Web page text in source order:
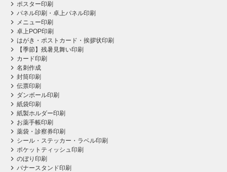
ポスター印刷
パネル印刷・卓上パネル印刷
メニュー印刷
卓上POP印刷
はがき・ポストカード・挨拶状印刷
【季節】残暑見舞い印刷
カード印刷
名刺作成
封筒印刷
伝票印刷
ダンボール印刷
紙袋印刷
紙製ホルダー印刷
お薬手帳印刷
薬袋・診察券印刷
シール・ステッカー・ラベル印刷
ポケットティッシュ印刷
のぼり印刷
バナースタンド印刷